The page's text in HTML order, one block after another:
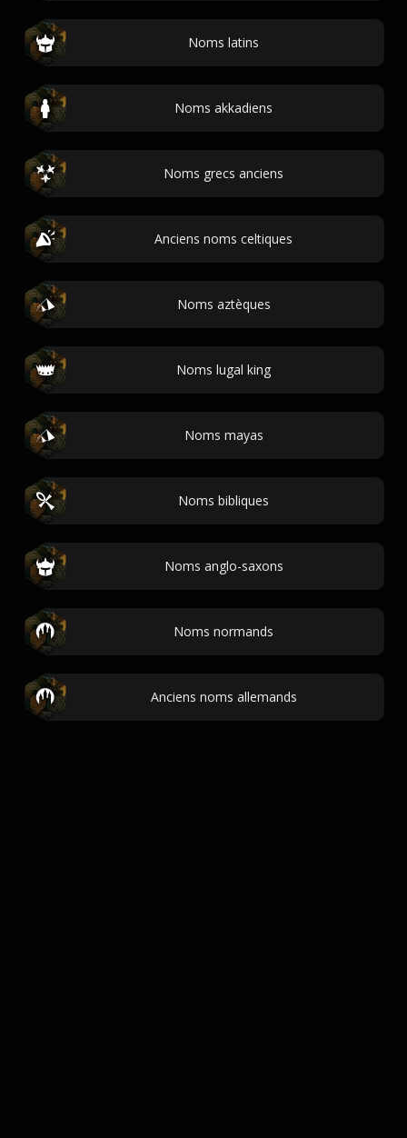
Noms latins
Noms akkadiens
Noms grecs anciens
Anciens noms celtiques
Noms aztèques
Noms lugal king
Noms mayas
Noms bibliques
Noms anglo-saxons
Noms normands
Anciens noms allemands